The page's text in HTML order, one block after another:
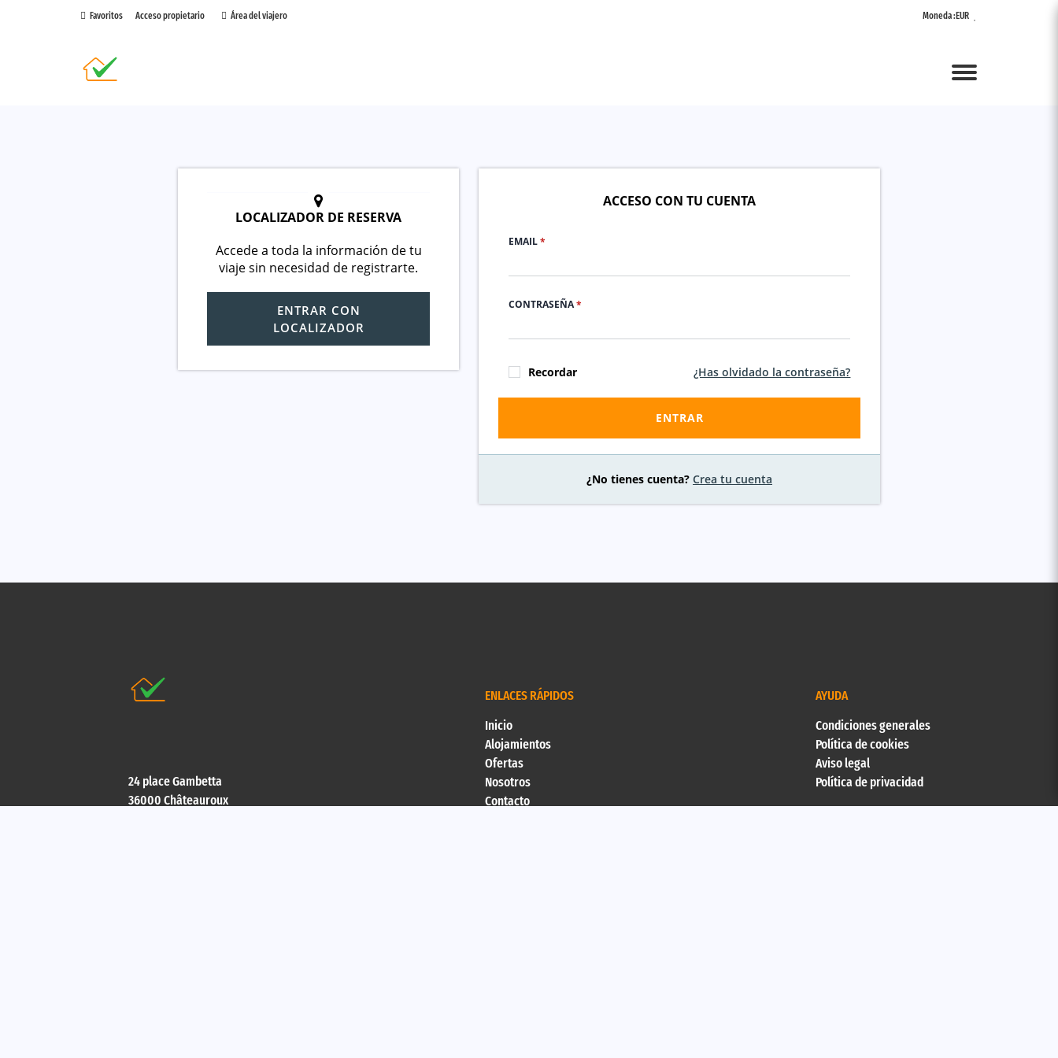
Favoritos Acceso propietario Área del viajero Moneda :EUR
Menu
LOCALIZADOR DE RESERVA
Accede a toda la información de tu
viaje sin necesidad de registrarte.
ENTRAR CON
LOCALIZADOR
ACCESO CON TU CUENTA
EMAIL *
CONTRASEÑA *
Recordar ¿Has olvidado la contraseña?
ENTRAR
¿No tienes cuenta? Crea tu cuenta
24 place Gambetta
36000 Châteauroux
ENLACES RÁPIDOS
Inicio
Alojamientos
Ofertas
Nosotros
Contacto
AYUDA
Condiciones generales
Política de cookies
Aviso legal
Política de privacidad